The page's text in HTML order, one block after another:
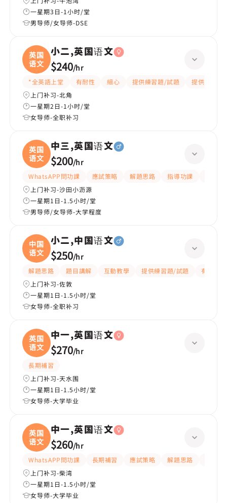
一星期3日-1小时/堂
男导师/女导师-DSE
英国
语文
小二,英国语文
$240/hr
*全英語上堂 有耐性 細心 提供練習題/試題
提供筆記
上门补习-北角
一星期2日-1小时/堂
女导师-全职补习
英国
语文
中三,英国语文
$200/hr
WhatsAPP問功課 應試策略 解題思路 指導功課
上门补习-沙田小沥源
一星期1日-1.5小时/堂
男导师/女导师-大学程度
中国
语文
小二,中国语文
$250/hr
解題思路 題目講解 互動教學 提供練習題/試題
有愛心
上门补习-佐敦
一星期1日-1.5小时/堂
女导师-全职补习
英国
语文
中一,英国语文
$270/hr
長期補習
上门补习-天水围
一星期1日-1.5小时/堂
女导师-大学毕业
英国
语文
中一,英国语文
$260/hr
WhatsAPP問功課 長期補習 應試策略 解題思路
上门补习-柴湾
一星期1日-1.5小时/堂
女导师-大学毕业